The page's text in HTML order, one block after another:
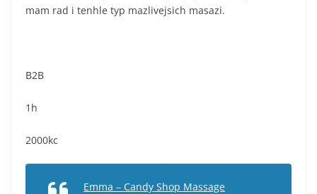
mam rad i tenhle typ mazlivejsich masazi.
B2B
1h
2000kc
Emma – Candy Shop Massage